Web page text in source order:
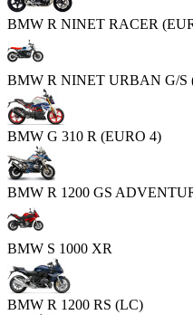
BMW R NINET RACER
BMW R NINET URBAN G/S
BMW G 310 R (EURO 4)
BMW R 1200 GS
BMW S 1000 XR
BMW R 1200 RS (LC)